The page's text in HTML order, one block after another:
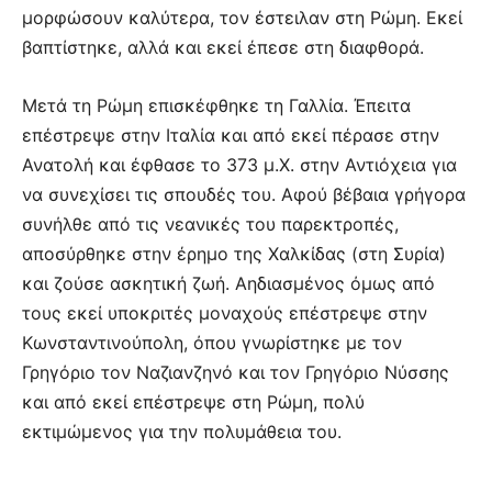
μορφώσουν καλύτερα, τον έστειλαν στη Ρώμη. Εκεί
βαπτίστηκε, αλλά και εκεί έπεσε στη διαφθορά.
Μετά τη Ρώμη επισκέφθηκε τη Γαλλία. Έπειτα
επέστρεψε στην Ιταλία και από εκεί πέρασε στην
Ανατολή και έφθασε το 373 μ.Χ. στην Αντιόχεια για
να συνεχίσει τις σπουδές του. Αφού βέβαια γρήγορα
συνήλθε από τις νεανικές του παρεκτροπές,
αποσύρθηκε στην έρημο της Χαλκίδας (στη Συρία)
και ζούσε ασκητική ζωή. Αηδιασμένος όμως από
τους εκεί υποκριτές μοναχούς επέστρεψε στην
Κωνσταντινούπολη, όπου γνωρίστηκε με τον
Γρηγόριο τον Ναζιανζηνό και τον Γρηγόριο Νύσσης
και από εκεί επέστρεψε στη Ρώμη, πολύ
εκτιμώμενος για την πολυμάθεια του.